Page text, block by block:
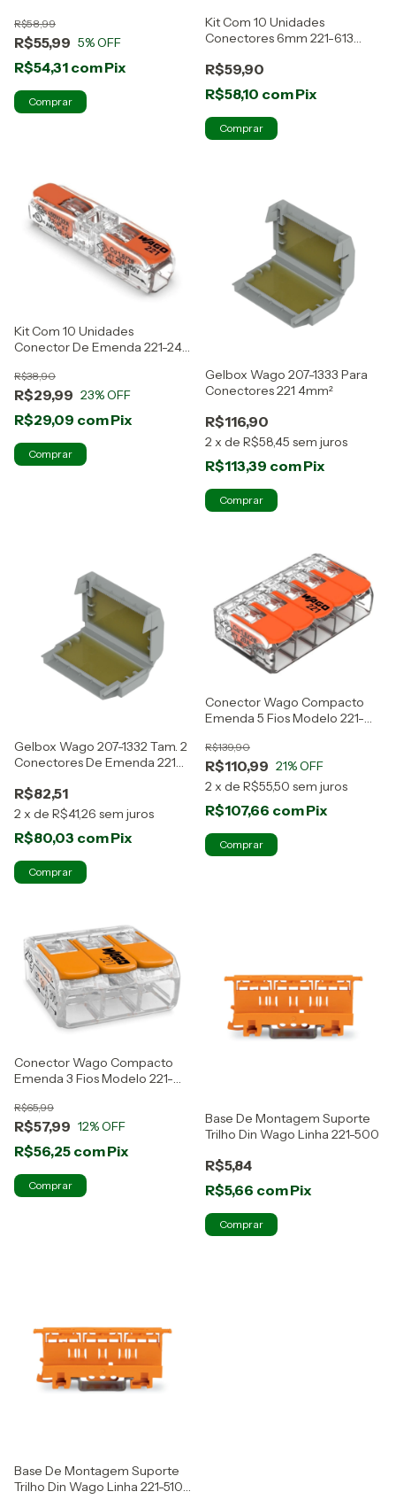
R$55,99
R$58,99
5% OFF
R$54,31 comPix
Kit Com 10 Unidades
Conectores 6mm 221-613
R$59,90
R$58,10 comPix
Kit Com 10 Unidades
Conector De Emenda 221-2411
R$29,99
R$38,90
23% OFF
R$29,09 comPix
Gelbox Wago 207-1333 Para
Conectores 221 4mm²
R$116,90
2 x de R$58,45 sem juros
R$113,39 comPix
Gelbox Wago 207-1332 Tam. 2
Conectores De Emenda 221
R$82,51
2 x de R$41,26 sem juros
R$80,03 comPix
Conector Wago Compacto
Emenda 5 Fios Modelo 221-
R$110,99
R$139,90
21% OFF
2 x de R$55,50 sem juros
R$107,66 comPix
Conector Wago Compacto
Emenda 3 Fios Modelo 221-
R$57,99
R$65,99
12% OFF
R$56,25 comPix
Base De Montagem Suporte
Trilho Din Wago Linha 221-500
R$5,84
R$5,66 comPix
Base De Montagem Suporte
Trilho Din Wago Linha 221-510